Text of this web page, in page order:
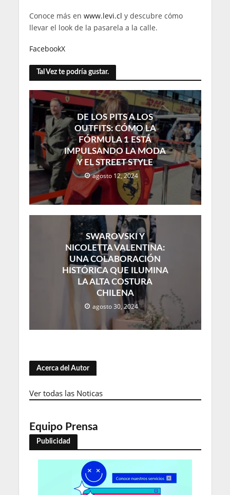
Conoce más en www.levi.cl y descubre cómo
llevar el look de la pasarela a la calle.
FacebookX
Tal Vez te podría gustar.
DE LOS PITS A LOS
OUTFITS: CÓMO LA
FÓRMULA 1 ESTÁ
IMPULSANDO LA MODA
Y EL STREET STYLE
agosto 12, 2024
SWAROVSKI Y
NICOLETTA VALENTINA:
UNA COLABORACIÓN
HISTÓRICA QUE ILUMINA
LA ALTA COSTURA
CHILENA
agosto 30, 2024
Acerca del Autor
Ver todas las Noticas
Equipo Prensa
Publicidad